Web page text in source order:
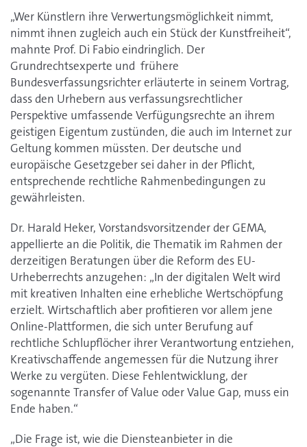
„Wer Künstlern ihre Verwertungsmöglichkeit nimmt,
nimmt ihnen zugleich auch ein Stück der Kunstfreiheit“,
mahnte Prof. Di Fabio eindringlich. Der
Grundrechtsexperte und frühere
Bundesverfassungsrichter erläuterte in seinem Vortrag,
dass den Urhebern aus verfassungsrechtlicher
Perspektive umfassende Verfügungsrechte an ihrem
geistigen Eigentum zustünden, die auch im Internet zur
Geltung kommen müssten. Der deutsche und
europäische Gesetzgeber sei daher in der Pflicht,
entsprechende rechtliche Rahmenbedingungen zu
gewährleisten.
Dr. Harald Heker, Vorstandsvorsitzender der GEMA,
appellierte an die Politik, die Thematik im Rahmen der
derzeitigen Beratungen über die Reform des EU-
Urheberrechts anzugehen: „In der digitalen Welt wird
mit kreativen Inhalten eine erhebliche Wertschöpfung
erzielt. Wirtschaftlich aber profitieren vor allem jene
Online-Plattformen, die sich unter Berufung auf
rechtliche Schlupflöcher ihrer Verantwortung entziehen,
Kreativschaffende angemessen für die Nutzung ihrer
Werke zu vergüten. Diese Fehlentwicklung, der
sogenannte Transfer of Value oder Value Gap, muss ein
Ende haben.“
„Die Frage ist, wie die Diensteanbieter in die